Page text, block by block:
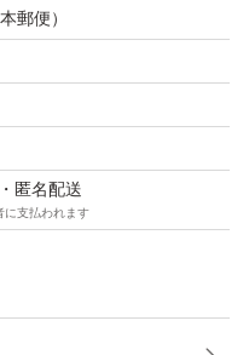
郵便）
匿名配送
に支払われます